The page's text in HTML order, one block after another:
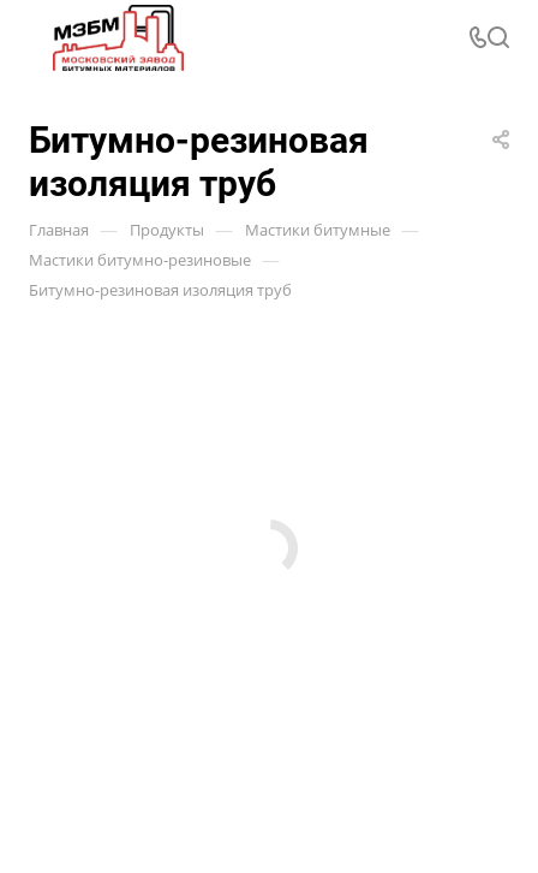
Битумно-резиновая
изоляция труб
Главная — Продукты — Мастики битумные —
Мастики битумно-резиновые —
Битумно-резиновая изоляция труб